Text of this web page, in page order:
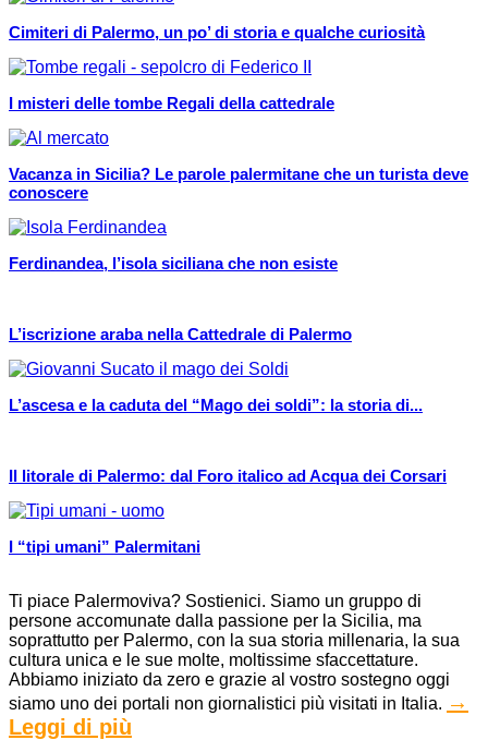
Cimiteri di Palermo, un po’ di storia e qualche curiosità
I misteri delle tombe Regali della cattedrale
Vacanza in Sicilia? Le parole palermitane che un turista deve
conoscere
Ferdinandea, l’isola siciliana che non esiste
L’iscrizione araba nella Cattedrale di Palermo
L’ascesa e la caduta del “Mago dei soldi”: la storia di...
Il litorale di Palermo: dal Foro italico ad Acqua dei Corsari
I “tipi umani” Palermitani
Ti piace Palermoviva? Sostienici. Siamo un gruppo di
persone accomunate dalla passione per la Sicilia, ma
soprattutto per Palermo, con la sua storia millenaria, la sua
cultura unica e le sue molte, moltissime sfaccettature.
Abbiamo iniziato da zero e grazie al vostro sostegno oggi
siamo uno dei portali non giornalistici più visitati in Italia. →
Leggi di più